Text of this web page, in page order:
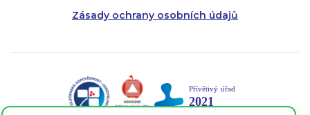
Zásady ochrany osobních údajů